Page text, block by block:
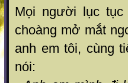
Mọi người lục
choàng mở mắt
anh em tôi, cùng
nói: